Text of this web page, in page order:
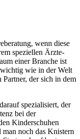
wenn diese
speziellen Ärzte-
einer Branche ist
wie in der Welt
Partner, der sich in dem
spezialisiert, der
bei der
Kinderschuhen
noch das Knistern